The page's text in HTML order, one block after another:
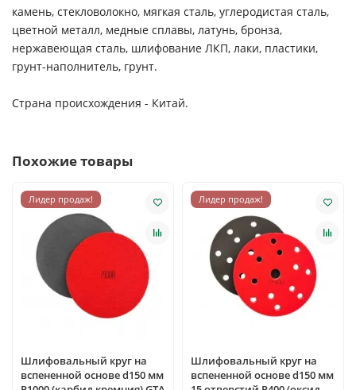
камень, стекловолокно, мягкая сталь, углеродистая сталь,
цветной металл, медные сплавы, латунь, бронза,
нержавеющая сталь, шлифование ЛКП, лаки, пластики,
грунт-наполнитель, грунт.
Страна происхождения - Китай.
Похожие товары
Лидер продаж!
Шлифовальный круг на
вспененной основе d150 мм
Лидер продаж!
Шлифовальный круг на
вспененной основе d150 мм